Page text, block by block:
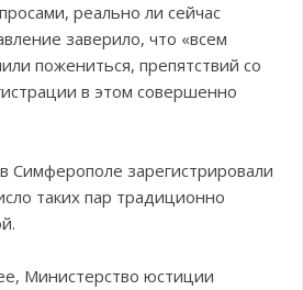
реально ли сейчас
заверило, что «всем
пожениться, препятствий со
в этом совершенно
Симферополе зарегистрировали
таких пар традиционно
Министерство юстиции